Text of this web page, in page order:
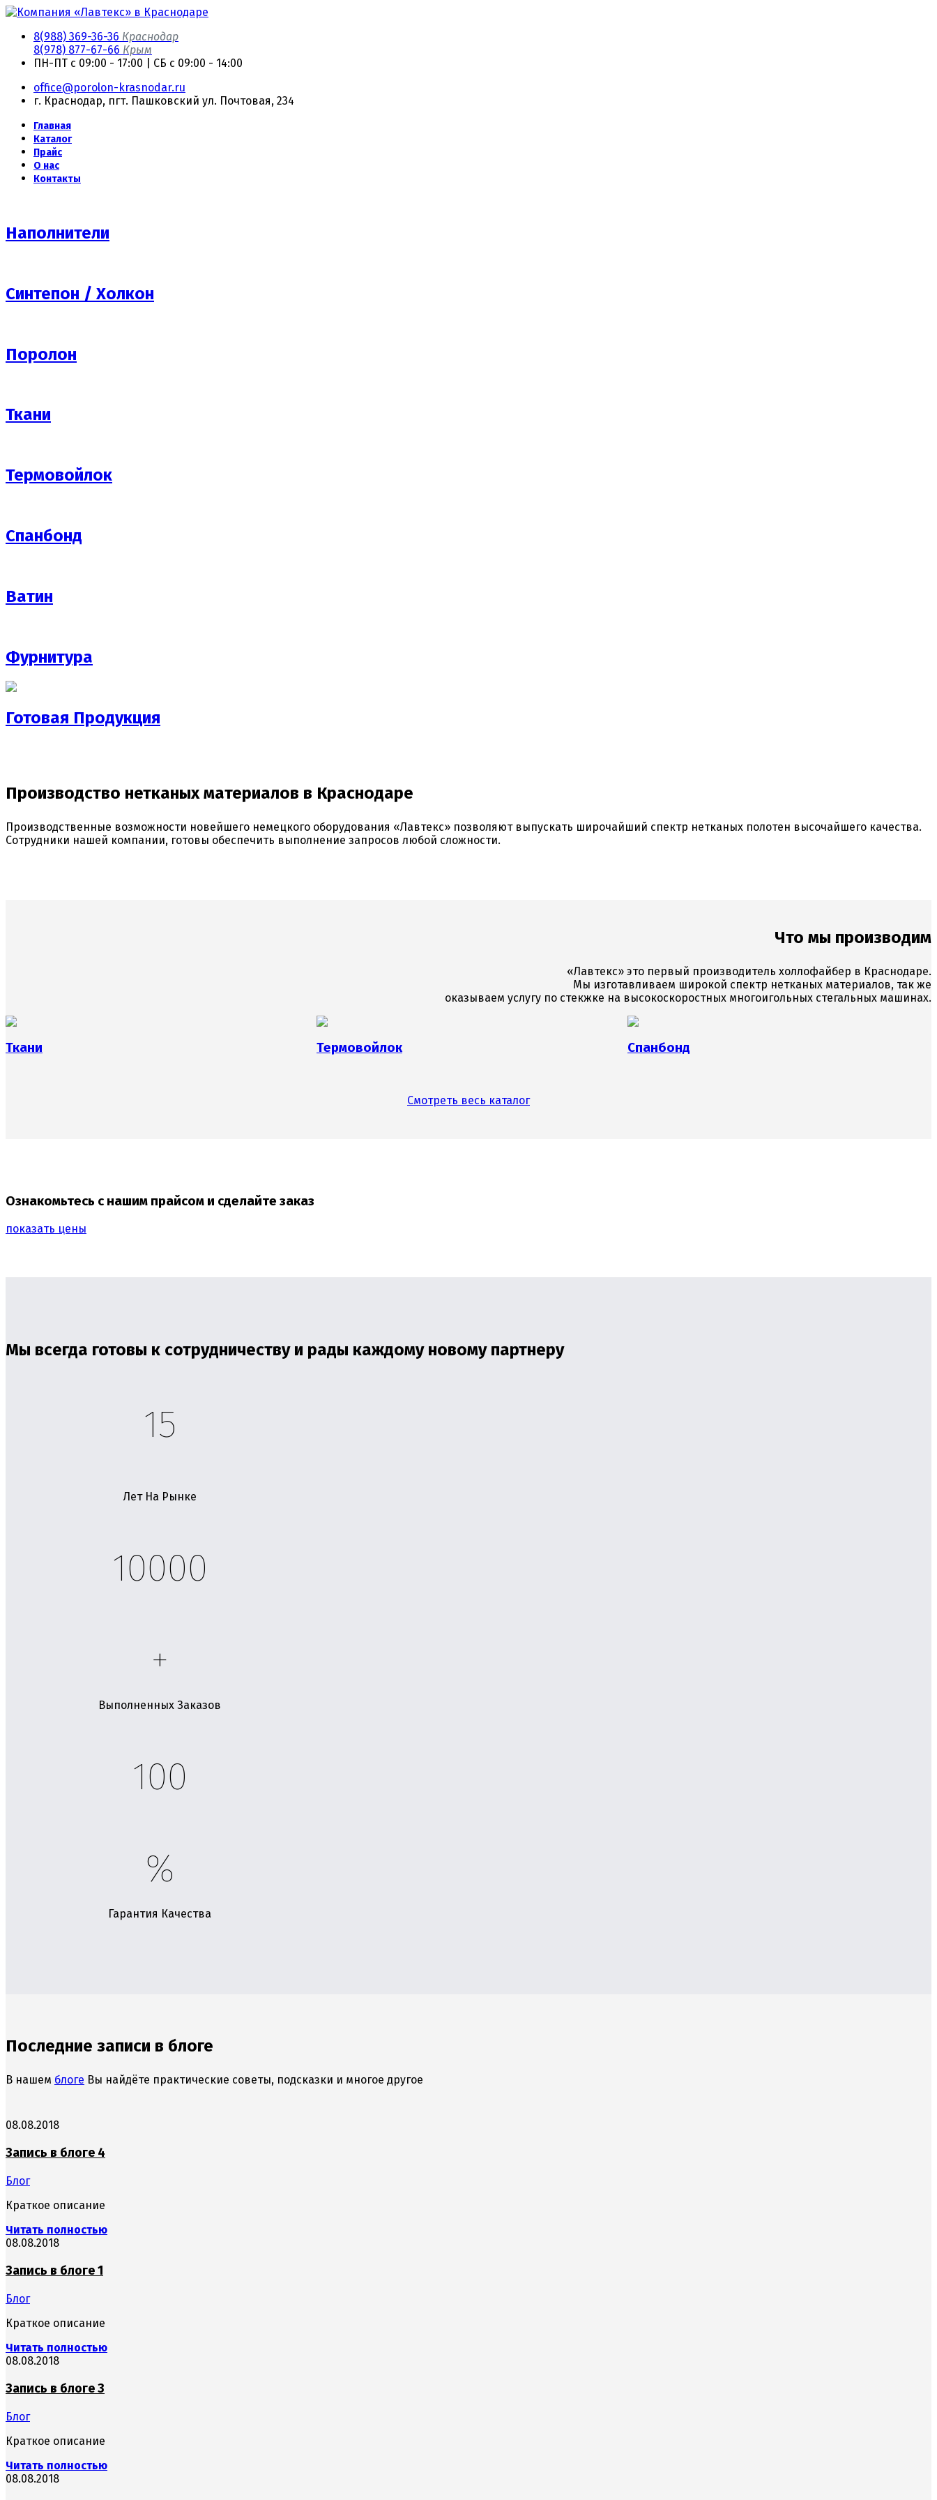
8(988) 369-36-36 Краснодар
8(978) 877-67-66 Крым
ПН-ПТ с 09:00 - 17:00 | СБ с 09:00 - 14:00
office@porolon-krasnodar.ru
г. Краснодар, пгт. Пашковский ул. Почтовая, 234
Главная
Каталог
Прайс
О нас
Контакты
Наполнители
Синтепон / Холкон
Поролон
Ткани
Термовойлок
Спанбонд
Ватин
Фурнитура
Готовая Продукция
Производство нетканых материалов в Краснодаре
Производственные возможности новейшего немецкого оборудования «Лавтекс» позволяют выпускать широчайший спектр нетканых полотен высочайшего качества.
Сотрудники нашей компании, готовы обеспечить выполнение запросов любой сложности.
Что мы производим
«Лавтекс» это первый производитель холлофайбер в Краснодаре.
Мы изготавливаем широкой спектр нетканых материалов, так же
оказываем услугу по стекжке на высокоскоростных многоигольных стегальных машинах.
Ткани Термовойлок Спанбонд
Смотреть весь каталог
Ознакомьтесь с нашим прайсом и сделайте заказ
показать цены
Мы всегда готовы к сотрудничеству и рады каждому новому партнеру
15
Лет На Рынке
10000
+
Выполненных Заказов
100
%
Гарантия Качества
Последние записи в блоге
В нашем блоге Вы найдёте практические советы, подсказки и многое другое
08.08.2018
Запись в блоге 4
Блог
Краткое описание
Читать полностью
08.08.2018
Запись в блоге 1
Блог
Краткое описание
Читать полностью
08.08.2018
Запись в блоге 3
Блог
Краткое описание
Читать полностью
08.08.2018